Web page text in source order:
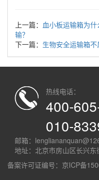
上一篇： 血小板运输箱为
输？
下一篇： 生物安全运输箱
热线电话：
400-
010-
邮箱：
地址：北京市房山区长兴
备案许可证编号： 京ICP备